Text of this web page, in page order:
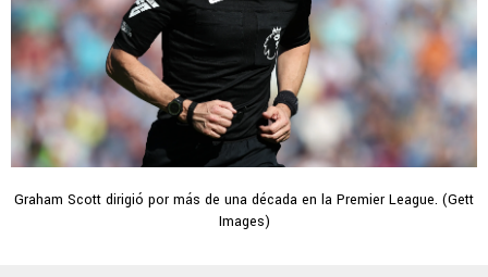
Graham Scott dirigió por más de una década en la Premier League. (Gett
Images)